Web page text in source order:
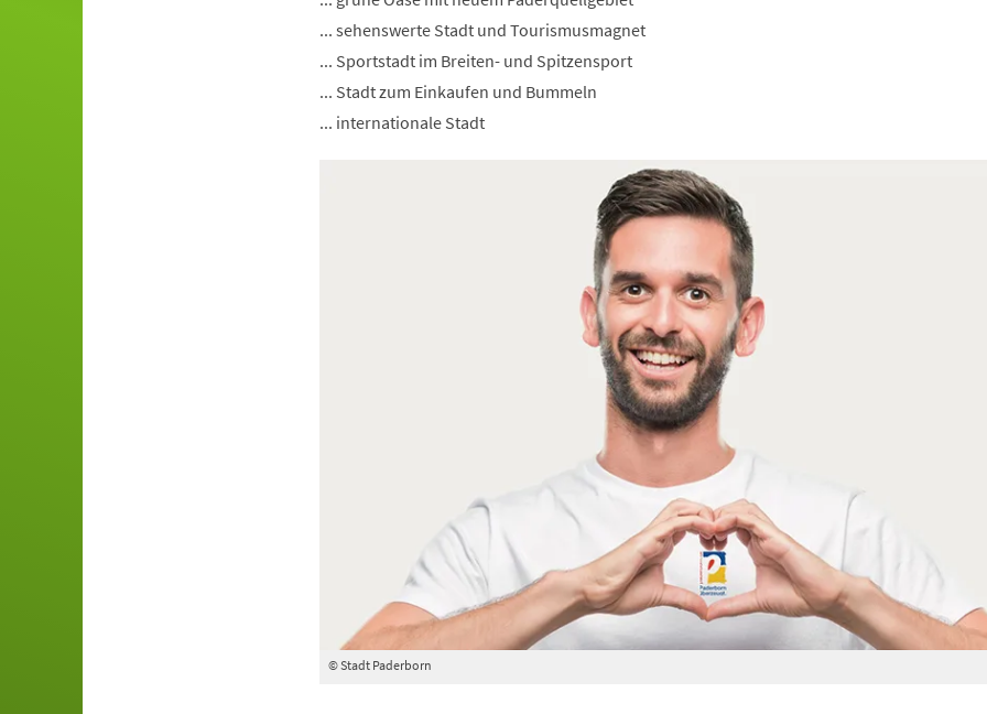
... sehenswerte Stadt und Tourismusmagnet
... Sportstadt im Breiten- und Spitzensport
... Stadt zum Einkaufen und Bummeln
... internationale Stadt
© Stadt Paderborn